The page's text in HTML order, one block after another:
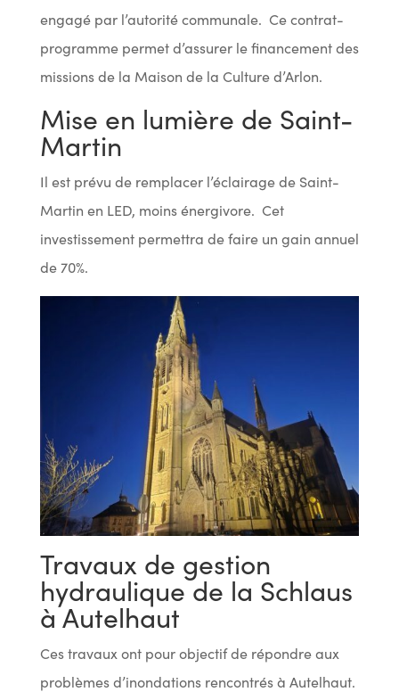
engagé par l’autorité communale. Ce contrat-
programme permet d’assurer le financement des
missions de la Maison de la Culture d’Arlon.
Mise en lumière de Saint-
Martin
Il est prévu de remplacer l’éclairage de Saint-
Martin en LED, moins énergivore. Cet
investissement permettra de faire un gain annuel
de 70%.
Travaux de gestion
hydraulique de la Schlaus
à Autelhaut
Ces travaux ont pour objectif de répondre aux
problèmes d’inondations rencontrés à Autelhaut.